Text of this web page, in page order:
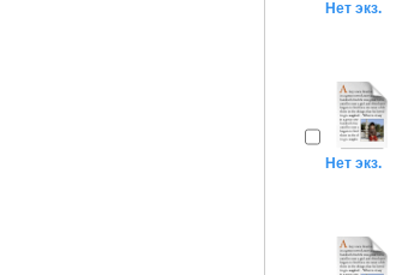
Нет экз.
Нет экз.